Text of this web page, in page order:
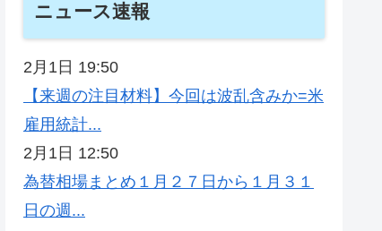
ニュース速報
2月1日 19:50
【来週の注目材料】今回は波乱含みか=米
雇用統計...
2月1日 12:50
為替相場まとめ１月２７日から１月３１
日の週...